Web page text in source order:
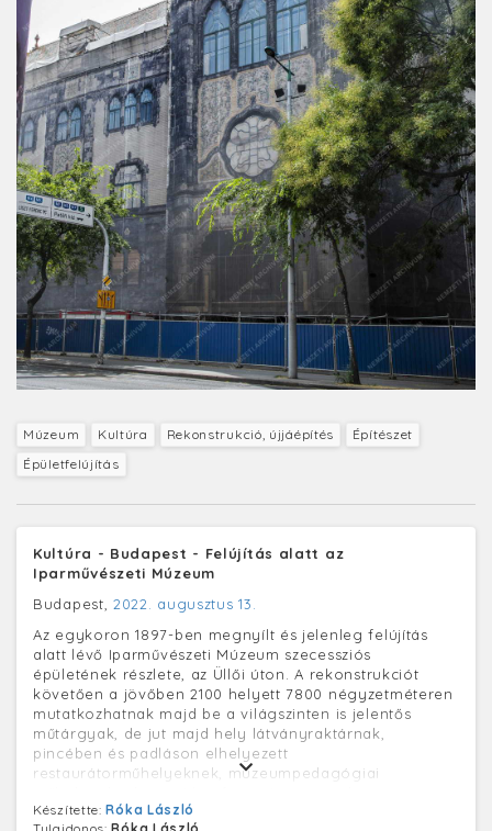
Múzeum Kultúra Rekonstrukció, újjáépítés
Építészet
Épületfelújítás
Kultúra - Budapest - Felújítás alatt az
Iparművészeti Múzeum
Budapest, 2022. augusztus 13.
Az egykoron 1897-ben megnyílt és jelenleg felújítás
alatt lévő Iparművészeti Múzeum szecessziós
épületének részlete, az Üllői úton. A rekonstrukciót
követően a jövőben 2100 helyett 7800 négyzetméteren
mutatkozhatnak majd be a világszinten is jelentős
műtárgyak, de jut majd hely látványraktárnak,
pincében és padláson elhelyezett
restaurátorműhelyeknek, múzeumpedagógiai
designüzletnek, kávézónak és bisztrónak is. Az
Készítette:Róka László